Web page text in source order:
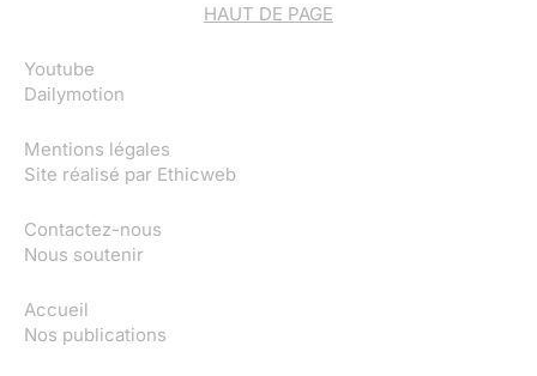
HAUT DE PAGE
Youtube
Dailymotion
Mentions légales
Site réalisé par Ethicweb
Contactez-nous
Nous soutenir
Accueil
Nos publications